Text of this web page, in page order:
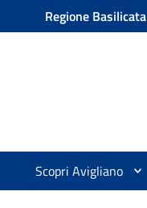
Regione Basilicata
Scopri Avigliano